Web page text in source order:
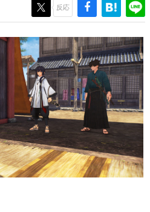
は面白い？
き明かしていく、硬派で骨太な評論連載
日本語
」「ラスボス」… ゲームにまつわる言葉
遷を、コンピューター文化史研究家・タ
査。
反応